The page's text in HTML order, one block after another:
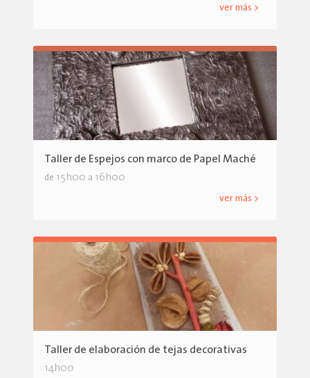
ver más >
Taller de Espejos con marco de Papel Maché
de 15h00 a 16h00
ver más >
Taller de elaboración de tejas decorativas
14h00